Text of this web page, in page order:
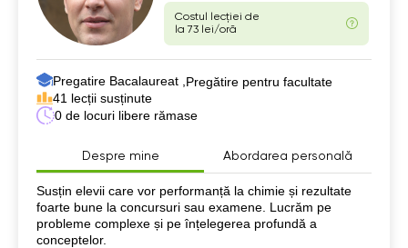
Costul lecției de
la 73 lei/oră
Pregatire Bacalaureat , Pregătire pentru facultate
41 lecții susținute
0 de locuri libere rămase
Despre mine Abordarea personală
Despre mine
Susțin elevii care vor performanță la chimie și rezultate
foarte bune la concursuri sau examene. Lucrăm pe
probleme complexe și pe înțelegerea profundă a
conceptelor.